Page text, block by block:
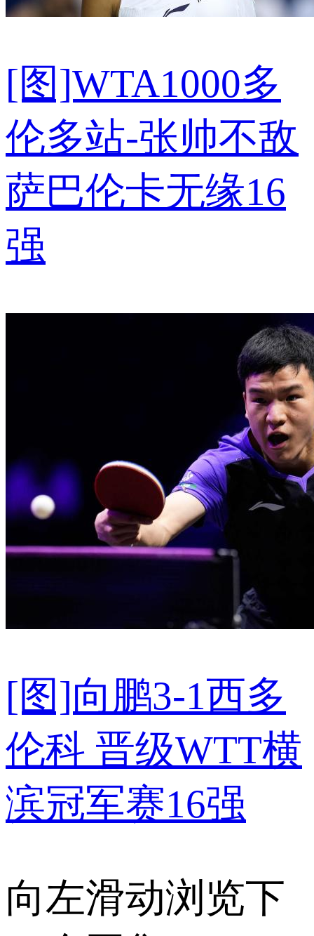
[图]WTA1000多
伦多站-张帅不敌
萨巴伦卡无缘16
强
[图]向鹏3-1西多
伦科 晋级WTT横
滨冠军赛16强
向左滑动浏览下